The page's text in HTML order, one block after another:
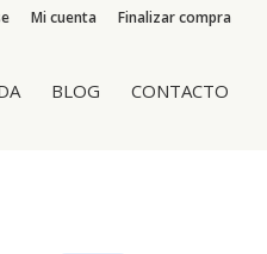
Mi cuenta Finalizar compra
BLOG CONTACTO